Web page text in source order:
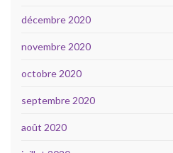
décembre 2020
novembre 2020
octobre 2020
septembre 2020
août 2020